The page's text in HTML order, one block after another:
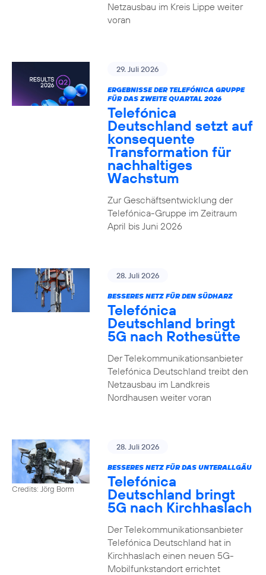
Netzausbau im Kreis Lippe weiter
voran
29. Juli 2026
ERGEBNISSE DER TELEFÓNICA GRUPPE
FÜR DAS ZWEITE QUARTAL 2026
Telefónica
Deutschland setzt auf
konsequente
Transformation für
nachhaltiges
Wachstum
Zur Geschäftsentwicklung der
Telefónica-Gruppe im Zeitraum
April bis Juni 2026
28. Juli 2026
BESSERES NETZ FÜR DEN SÜDHARZ
Telefónica
Deutschland bringt
5G nach Rothesütte
Der Telekommunikationsanbieter
Telefónica Deutschland treibt den
Netzausbau im Landkreis
Nordhausen weiter voran
Credits: Jörg Borm
28. Juli 2026
BESSERES NETZ FÜR DAS UNTERALLGÄU
Telefónica
Deutschland bringt
5G nach Kirchhaslach
Der Telekommunikationsanbieter
Telefónica Deutschland hat in
Kirchhaslach einen neuen 5G-
Mobilfunkstandort errichtet